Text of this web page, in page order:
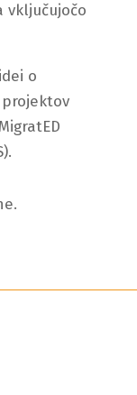
vključujočo
o